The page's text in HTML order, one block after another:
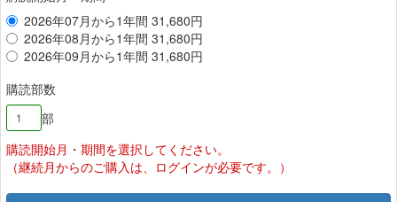
2026年07月から1年間 31,680円
2026年08月から1年間 31,680円
2026年09月から1年間 31,680円
購読部数
部
購読開始月・期間を選択してください。
（継続月からのご購入は、ログインが必要です。）